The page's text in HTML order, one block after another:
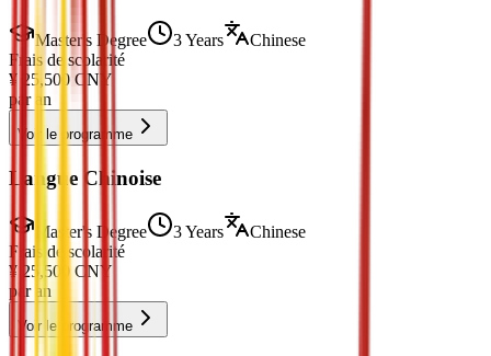
Master's Degree 3 Years
Chinese
Frais de scolarité
¥ 25,500 CNY
par an
Voir le programme
Langue Chinoise
Master's Degree 3 Years
Chinese
Frais de scolarité
¥ 25,500
CNY
par an
Voir le programme